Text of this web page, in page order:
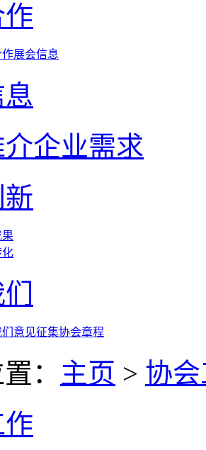
作展会信息
企业需求
化
意见征集协会章程
： 主页 > 协